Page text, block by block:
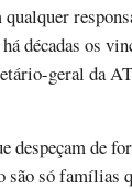
décadas os
geral da
despeçam de
são só famílias